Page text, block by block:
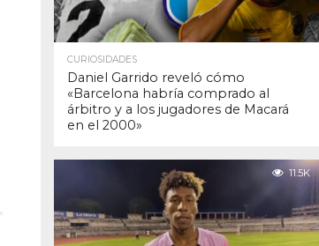
CURIOSIDADES
Daniel Garrido reveló cómo
«Barcelona habría comprado al
árbitro y a los jugadores de Macará
en el 2000»
11.5K